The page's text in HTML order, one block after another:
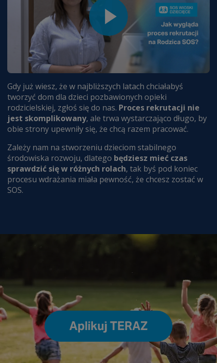
Gdy już wiesz, że w najbliższych latach chciałabyś
tworzyć dom dla dzieci pozbawionych opieki
rodzicielskiej, zgłoś się do nas. Proces rekrutacji nie
jest skomplikowany, ale trwa wystarczająco długo, by
obie strony upewniły się, że chcą razem pracować.
Zależy nam na stworzeniu dzieciom stabilnego
środowiska rozwoju, dlatego będziesz mieć czas
sprawdzić się w różnych rolach, tak byś pod koniec
procesu wdrażania miała pewność, że chcesz zostać w
SOS.
Aplikuj TERAZ